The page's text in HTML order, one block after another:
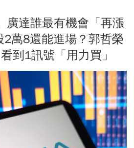
廣達誰最有機會「再漲
萬8還能進場？郭哲榮
到1訊號「用力買」